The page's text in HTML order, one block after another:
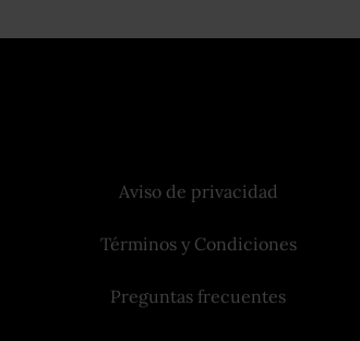
Aviso de privacidad
Términos y Condiciones
Preguntas frecuentes